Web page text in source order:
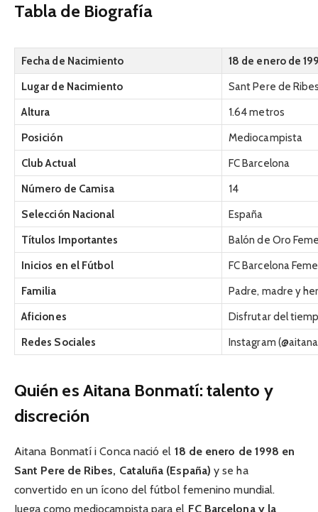
Tabla de Biografía
Fecha de Nacimiento
18 de enero de
Lugar de Nacimiento
Sant Pere de
Altura
1.64 metros
Posición
Mediocampista
Club Actual
FC Barcelona
Número de Camisa
14
Selección Nacional
España
Títulos Importantes
Balón de Oro
Inicios en el Fútbol
FC Barcelona
Familia
Padre, madre y
Aficiones
Disfrutar del
Redes Sociales
Instagram
Quién es Aitana Bonmatí: talento y
discreción
Aitana Bonmatí i Conca nació el 18 de enero de 1998 en
Sant Pere de Ribes, Cataluña (España) y se ha
convertido en un ícono del fútbol femenino mundial.
Juega como mediocampista para el FC Barcelona y la